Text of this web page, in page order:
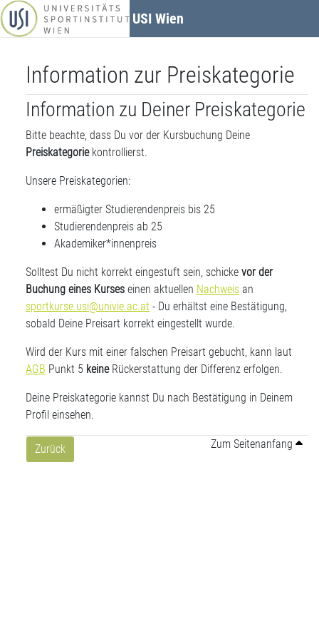
Zum Hauptinhalt
USI Wien
Information zur Preiskategorie
Information zu Deiner Preiskategorie
Bitte beachte, dass Du vor der Kursbuchung Deine
Preiskategoriekontrollierst.
Unsere Preiskategorien:
ermäßigter Studierendenpreis bis 25
Studierendenpreis ab 25
Akademiker*innenpreis
Solltest Du nicht korrekt eingestuft sein, schicke vor der
Buchung eines Kurses einen aktuellen Nachweisan
sportkurse.usi@univie.ac.at - Du erhältst eine Bestätigung,
sobald Deine Preisart korrekt eingestellt wurde.
Wird der Kurs mit einer falschen Preisart gebucht, kann laut
AGB Punkt 5 keine Rückerstattung der Differenz erfolgen.
Deine Preiskategorie kannst Du nach Bestätigung in Deinem
Profil einsehen.
Zurück Zum Seitenanfang